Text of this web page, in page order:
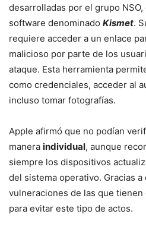
desarrolladas por el grupo
software denominado Kismet.
requiere acceder a un enlace
malicioso por parte de los
ataque. Esta herramienta
como credenciales, acceder al
incluso tomar fotografías.
Apple afirmó que no podían
manera individual, aunque
siempre los dispositivos
del sistema operativo. Gracias a
vulneraciones de las que
para evitar este tipo de actos.